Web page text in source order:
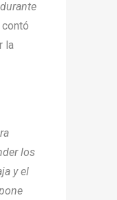
contó
la
los
y el